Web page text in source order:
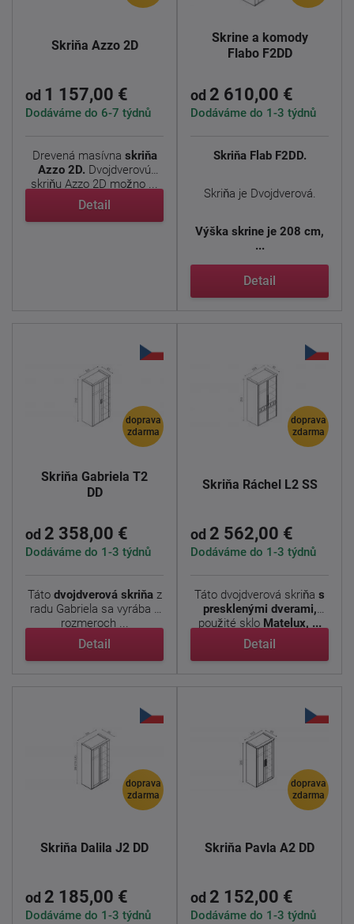
Skriňa Azzo 2D
od 1 157,00 €
Dodáváme do 6-7 týdnů
Drevená masívna skriňa
Azzo 2D. Dvojdverovú
skriňu Azzo 2D možno ...
Detail
Skrine a komody
Flabo F2DD
od 2 610,00 €
Dodáváme do 1-3 týdnů
Skriňa Flab F2DD.
Skriňa je Dvojdverová.
Výška skrine je 208 cm,
...
Detail
doprava
zdarma
Skriňa Gabriela T2
DD
od 2 358,00 €
Dodáváme do 1-3 týdnů
Táto dvojdverová skriňaz
radu Gabriela sa vyrába v
rozmeroch ...
Detail
doprava
zdarma
Skriňa Ráchel L2 SS
od 2 562,00 €
Dodáváme do 1-3 týdnů
Táto dvojdverová skriňa s
presklenými dverami,
použité sklo Matelux, ...
Detail
doprava
zdarma
Skriňa Dalila J2 DD
od 2 185,00 €
Dodáváme do 1-3 týdnů
doprava
zdarma
Skriňa Pavla A2 DD
od 2 152,00 €
Dodáváme do 1-3 týdnů